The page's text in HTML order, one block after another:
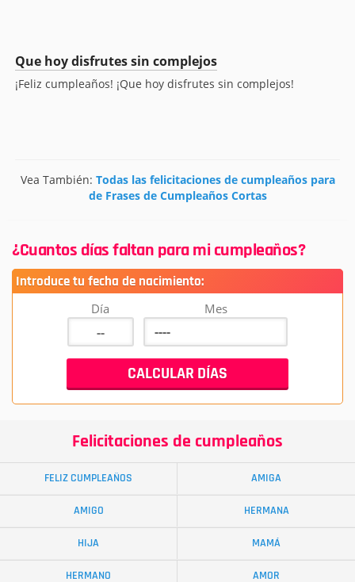
Que hoy disfrutes sin complejos
¡Feliz cumpleaños! ¡Que hoy disfrutes sin complejos!
Vea También: Todas las felicitaciones de cumpleaños para
de Frases de Cumpleaños Cortas
¿Cuantos días faltan para mi cumpleaños?
Introduce tu fecha de nacimiento:
Día Mes
Felicitaciones de cumpleaños
FELIZ CUMPLEAÑOS AMIGA
AMIGO HERMANA
HIJA MAMÁ
HERMANO AMOR